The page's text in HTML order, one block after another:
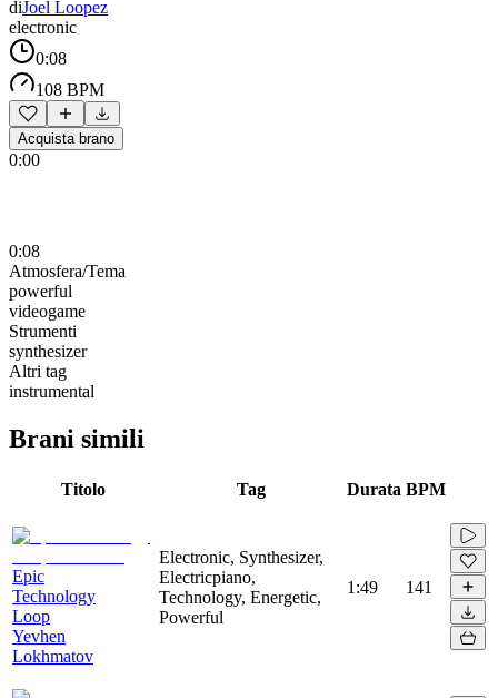
diJoel Loopez
electronic
0:08
108 BPM
Acquista brano
0:00
0:08
Atmosfera/Tema
powerful
videogame
Strumenti
synthesizer
Altri tag
instrumental
Brani simili
Titolo Tag Durata BPM
Epic
Technology
Loop
Yevhen
Lokhmatov
Electronic, Synthesizer,
Electricpiano,
Technology, Energetic,
Powerful
1:49 141